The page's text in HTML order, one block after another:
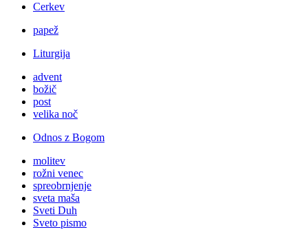
Cerkev
papež
Liturgija
advent
božič
post
velika noč
Odnos z Bogom
molitev
rožni venec
spreobrnjenje
sveta maša
Sveti Duh
Sveto pismo